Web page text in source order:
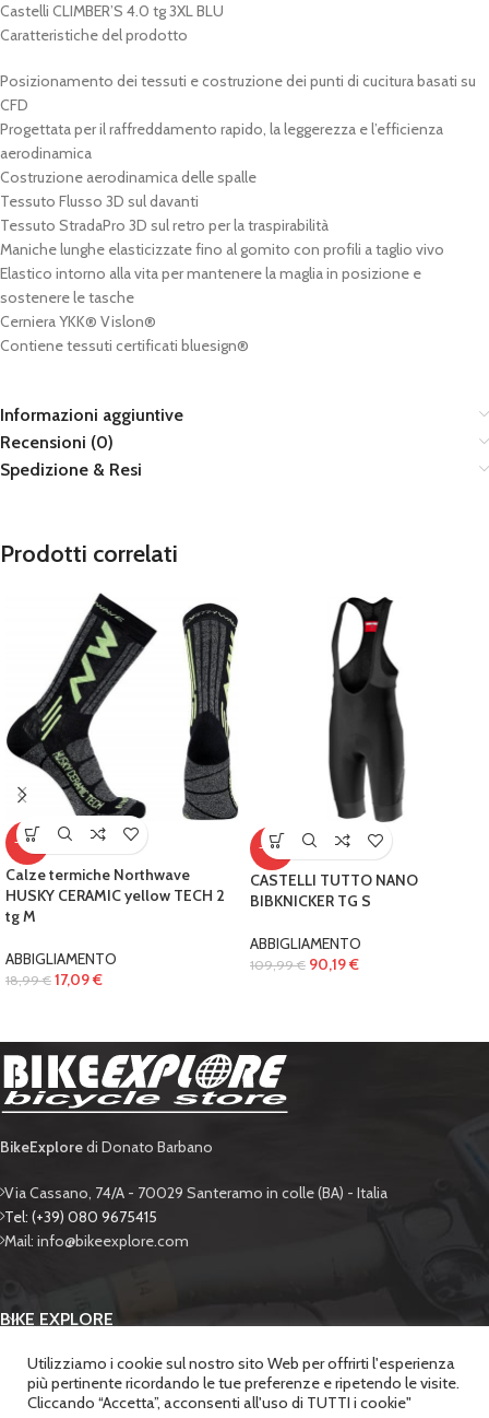
Castelli CLIMBER’S 4.0 tg 3XL BLU
Caratteristiche del prodotto
Posizionamento dei tessuti e costruzione dei punti di cucitura basati su
CFD
Progettata per il raffreddamento rapido, la leggerezza e l’efficienza
aerodinamica
Costruzione aerodinamica delle spalle
Tessuto Flusso 3D sul davanti
Tessuto StradaPro 3D sul retro per la traspirabilità
Maniche lunghe elasticizzate fino al gomito con profili a taglio vivo
Elastico intorno alla vita per mantenere la maglia in posizione e
sostenere le tasche
Cerniera YKK® Vislon®
Contiene tessuti certificati bluesign®
Informazioni aggiuntive
Recensioni (0)
Spedizione & Resi
Prodotti correlati
-10%
Calze termiche Northwave
HUSKY CERAMIC yellow TECH 2
tg M
ABBIGLIAMENTO
18,99€ 17,09€
-18%
CASTELLI TUTTO NANO
BIBKNICKER TG S
ABBIGLIAMENTO
109,99€ 90,19€
BikeExploredi Donato Barbano
Via Cassano, 74/A - 70029 Santeramo in colle (BA) - Italia
Tel: (+39) 080 9675415
Mail: info@bikeexplore.com
BIKE EXPLORE
SUPPORTO
SICUREZZA
Utilizziamo i cookie sul nostro sito Web per offrirti l'esperienza
più pertinente ricordando le tue preferenze e ripetendo le visite.
Cliccando “Accetta”, acconsenti all'uso di TUTTI i cookie"